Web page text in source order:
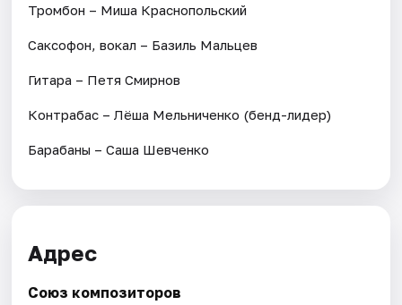
Тромбон – Миша Краснопольский
Саксофон, вокал – Базиль Мальцев
Гитара – Петя Смирнов
Контрабас – Лёша Мельниченко (бенд-лидер)
Барабаны – Саша Шевченко
Адрес
Союз композиторов